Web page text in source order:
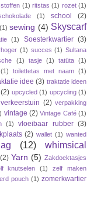
(1) ritstas (1) rozet (1)
(1) school (2)
(1) sewing (4) Skyscarf
(1) Soesterkwartier (3)
(1) succes (1) Sultana
(1) tasje (1) tatüta (1)
(1) toilettetas met naam (1)
idee (3) traktatie ideen
(2) upcycled (1) upcycling (1)
verkeerstuin (2) verpakking
vintage (2) Vintage Café (1)
(1) vloeibaar rubber (3)
(2) wallet (1) wanted
(12)
whimsical
(2) Yarn (5) Zakdoektasjes
knutselen (1)
zelf maken
pouch (1) zomerkwartier